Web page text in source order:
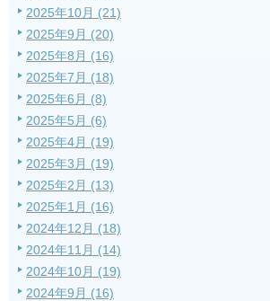
2025年10月 (21)
2025年9月 (20)
2025年8月 (16)
2025年7月 (18)
2025年6月 (8)
2025年5月 (6)
2025年4月 (19)
2025年3月 (19)
2025年2月 (13)
2025年1月 (16)
2024年12月 (18)
2024年11月 (14)
2024年10月 (19)
2024年9月 (16)